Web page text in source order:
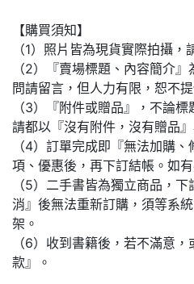
【購買須知】
（1）照片皆為現貨實際拍攝，
（2）『賣場標題、內容簡介
問請留言，但人力有限，恕不
（3）『附件或贈品』，不論
請都以『沒有附件，沒有贈品』
（4）訂單完成即『無法加購
項、優惠後，再下訂結帳。如
（5）二手書皆為獨立商品，
消』後無法重新訂購，須等系
架。
（6）收到書籍後，若不滿意
款』。